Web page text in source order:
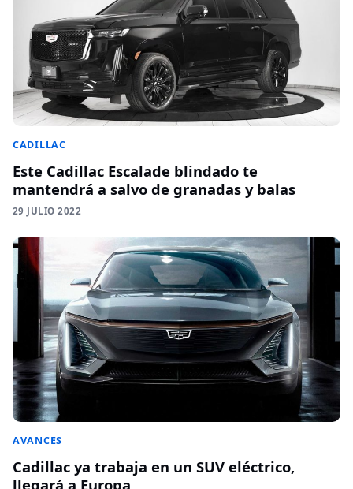
CADILLAC
Este Cadillac Escalade blindado te
mantendrá a salvo de granadas y balas
29 JULIO 2022
AVANCES
Cadillac ya trabaja en un SUV eléctrico,
llegará a Europa